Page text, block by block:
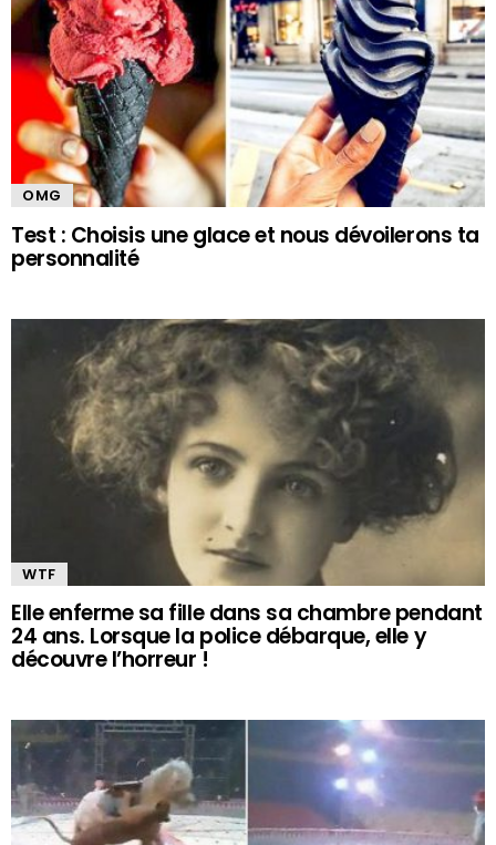
OMG
Test : Choisis une glace et nous dévoilerons ta
personnalité
WTF
Elle enferme sa fille dans sa chambre pendant
24 ans. Lorsque la police débarque, elle y
découvre l’horreur !